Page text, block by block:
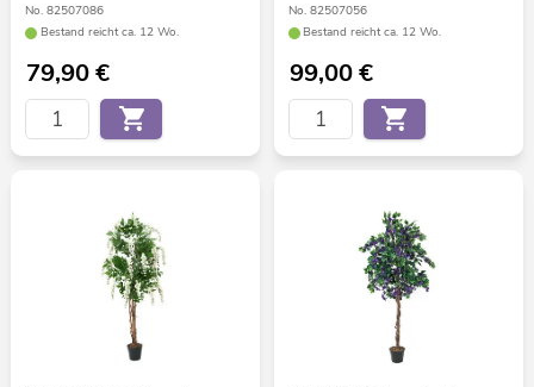
No. 82507086
Bestand reicht ca. 12 Wo.
79,90€
No. 82507056
Bestand reicht ca. 12 Wo.
99,00€